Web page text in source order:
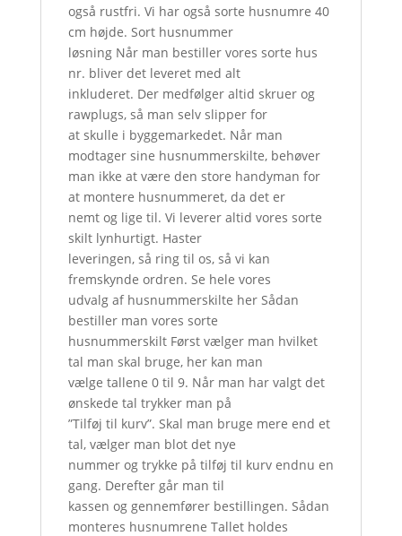
også rustfri. Vi har også sorte husnumre 40
cm højde. Sort husnummer
løsning Når man bestiller vores sorte hus
nr. bliver det leveret med alt
inkluderet. Der medfølger altid skruer og
rawplugs, så man selv slipper for
at skulle i byggemarkedet. Når man
modtager sine husnummerskilte, behøver
man ikke at være den store handyman for
at montere husnummeret, da det er
nemt og lige til. Vi leverer altid vores sorte
skilt lynhurtigt. Haster
leveringen, så ring til os, så vi kan
fremskynde ordren. Se hele vores
udvalg af husnummerskilte her Sådan
bestiller man vores sorte
husnummerskilt Først vælger man hvilket
tal man skal bruge, her kan man
vælge tallene 0 til 9. Når man har valgt det
ønskede tal trykker man på
”Tilføj til kurv”. Skal man bruge mere end et
tal, vælger man blot det nye
nummer og trykke på tilføj til kurv endnu en
gang. Derefter går man til
kassen og gennemfører bestillingen. Sådan
monteres husnumrene Tallet holdes